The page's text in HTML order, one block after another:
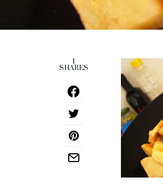
1
SHARES